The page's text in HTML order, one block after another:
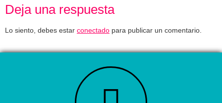
Deja una respuesta
Lo siento, debes estar conectado para publicar un comentario.